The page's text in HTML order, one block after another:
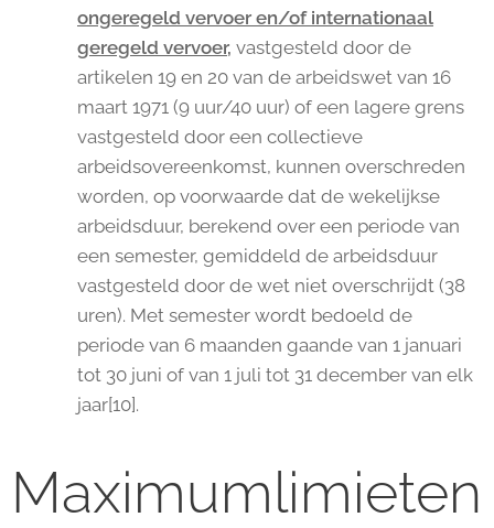
ongeregeld vervoer en/of internationaal
geregeld vervoer, vastgesteld door de
artikelen 19 en 20 van de arbeidswet van 16
maart 1971 (9 uur/40 uur) of een lagere grens
vastgesteld door een collectieve
arbeidsovereenkomst, kunnen overschreden
worden, op voorwaarde dat de wekelijkse
arbeidsduur, berekend over een periode van
een semester, gemiddeld de arbeidsduur
vastgesteld door de wet niet overschrijdt (38
uren). Met semester wordt bedoeld de
periode van 6 maanden gaande van 1 januari
tot 30 juni of van 1 juli tot 31 december van elk
jaar[10].
Maximumlimieten